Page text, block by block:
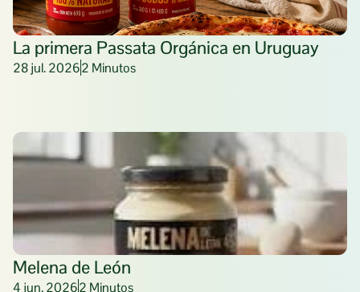
La primera Passata Orgánica en Uruguay
28 jul. 20262 Minutos
Melena de León
4 jun. 20262 Minutos